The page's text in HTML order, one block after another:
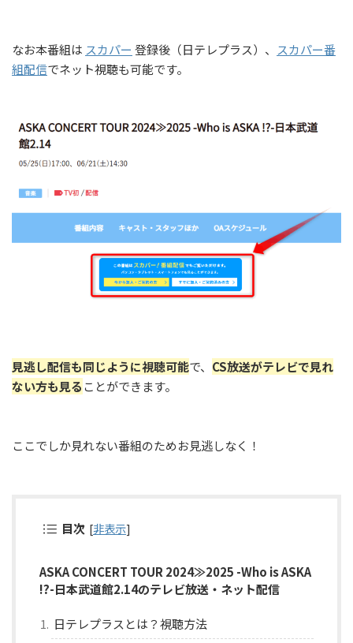
なお本番組は スカパー 登録後（日テレプラス）、 スカパー番
組配信でネット視聴も可能です。
見逃し配信も同じように視聴可能で、 CS放送がテレビで見れ
ない方も見ることができます。
ここでしか見れない番組のためお見逃しなく！
目次 [非表示]
ASKA CONCERT TOUR 2024≫2025 -Who is ASKA
!?-日本武道館2.14のテレビ放送・ネット配信
日テレプラスとは？視聴方法